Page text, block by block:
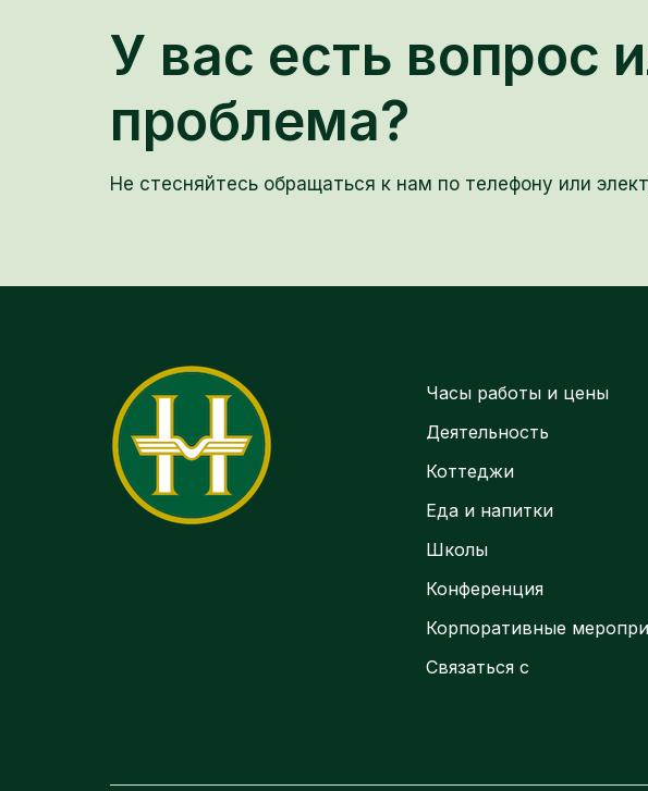
У вас есть вопрос
проблема?
Не стесняйтесь обращаться к нам по телефону или
Часы работы и цены
Деятельность
Коттеджи
Еда и напитки
Школы
Конференция
Корпоративные
Связаться с